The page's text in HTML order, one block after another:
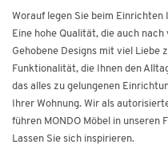
Worauf legen Sie beim Einrichten
Eine hohe Qualität, die auch
Gehobene Designs mit viel Liebe
Funktionalität, die Ihnen den
das alles zu gelungenen
Ihrer Wohnung. Wir als
führen MONDO Möbel in unseren
Lassen Sie sich inspirieren.